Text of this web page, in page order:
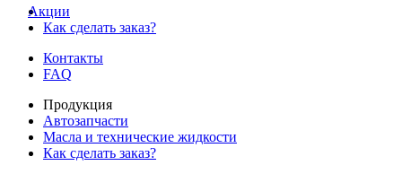
Акции
Как сделать заказ?
Контакты
FAQ
Продукция
Автозапчасти
Масла и технические жидкости
Как сделать заказ?